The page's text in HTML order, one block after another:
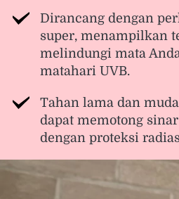
Dirancang dengan
super, menampilkan
melindungi mata
matahari UVB.
Tahan lama dan
dapat memotong
dengan proteksi